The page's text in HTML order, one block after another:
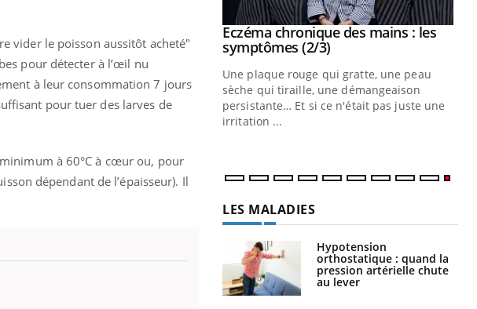
vider le poisson aussitôt acheté"
pour détecter à l’œil nu
à leur consommation 7 jours
pour tuer des larves de
à 60°C à cœur ou, pour
dépendant de l’épaisseur). Il
(3/3)Youtube
cette vidéo, le Dr Inès Zaraa,
à Paris, vous explique
protéger vos mains au quotidien
Youtube
Eczéma chronique des mains : les
symptômes (2/3)Youtube
Une plaque rouge qui gratte, une peau
sèche qui tiraille, une démangeaison
persistante… Et si ce n'était pas juste une
irritation ...
LES MALADIES
Hypotension
orthostatique : quand la
pression artérielle chute
au lever